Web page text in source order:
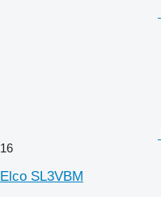
16
Elco SL3VBM